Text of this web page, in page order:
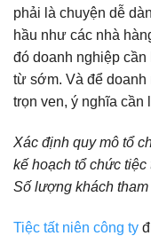
phải là chuyện dễ
hầu như các nhà
đó doanh nghiệp
từ sớm. Và để doanh
trọn ven, ý nghĩa cần
Xác định quy mô tổ
kế hoạch tổ chức tiệc
Số lượng khách tham
Tiệc tất niên công ty